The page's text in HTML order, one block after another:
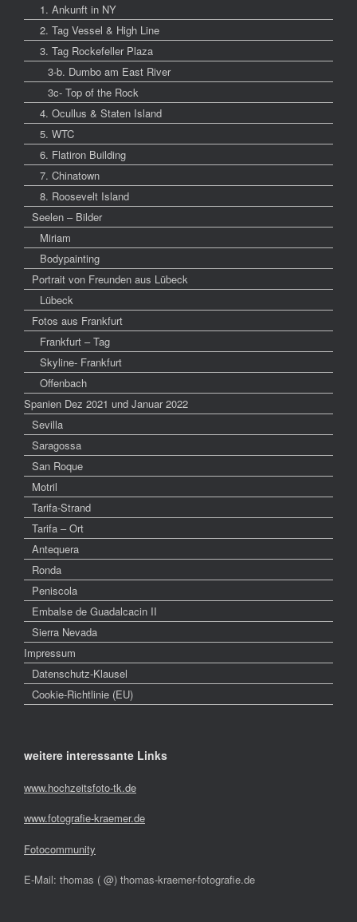
1. Ankunft in NY
2. Tag Vessel & High Line
3. Tag Rockefeller Plaza
3-b. Dumbo am East River
3c- Top of the Rock
4. Ocullus & Staten Island
5. WTC
6. Flatiron Building
7. Chinatown
8. Roosevelt Island
Seelen – Bilder
Miriam
Bodypainting
Portrait von Freunden aus Lübeck
Lübeck
Fotos aus Frankfurt
Frankfurt – Tag
Skyline- Frankfurt
Offenbach
Spanien Dez 2021 und Januar 2022
Sevilla
Saragossa
San Roque
Motril
Tarifa-Strand
Tarifa – Ort
Antequera
Ronda
Peniscola
Embalse de Guadalcacin II
Sierra Nevada
Impressum
Datenschutz-Klausel
Cookie-Richtlinie (EU)
weitere interessante Links
www.hochzeitsfoto-tk.de
www.fotografie-kraemer.de
Fotocommunity
E-Mail: thomas ( @) thomas-kraemer-fotografie.de